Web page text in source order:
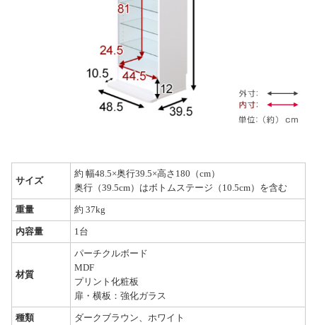
サイズ
約 幅48.5×奥行39.5×高さ180（cm）
奥行（39.5cm）はボトムステージ（10.5cm）を含む
重量 約 37kg
内容量 1台
材質
パーチクルボード
MDF
プリント化粧板
扉・横板：強化ガラス
種類 ダークブラウン、ホワイト